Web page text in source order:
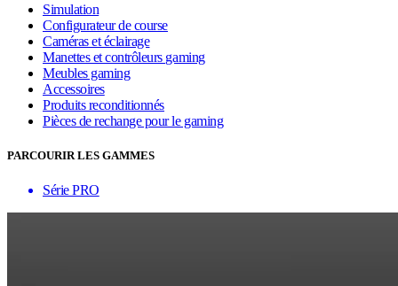
Simulation
Configurateur de course
Caméras et éclairage
Manettes et contrôleurs gaming
Meubles gaming
Accessoires
Produits reconditionnés
Pièces de rechange pour le gaming
PARCOURIR LES GAMMES
Série PRO